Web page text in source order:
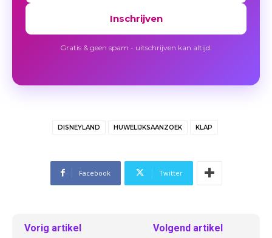
Inschrijven
Gratis & geen spam - uitschrijven kan altijd.
DISNEYLAND HUWELIJKSAANZOEK KLAP
Facebook Twitter
Vorig artikel Volgend artikel